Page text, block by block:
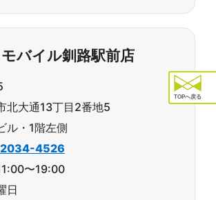
バイル釧路駅前店
北大通13丁目2番地5
ル・1階左側
4526
〜19:00
日
TOPへ戻る